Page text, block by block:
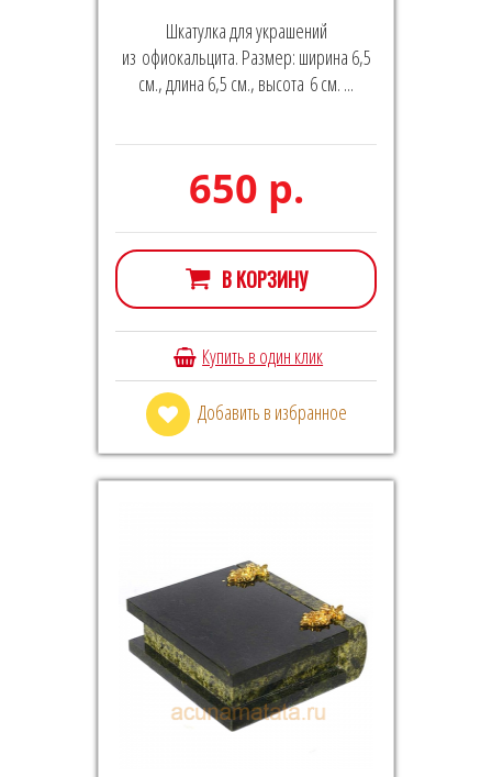
Шкатулка для украшений
из офиокальцита. Размер: ширина 6,5
см., длина 6,5 см., высота 6 см. ...
650 р.
В КОРЗИНУ
Купить в один клик
Добавить в избранное